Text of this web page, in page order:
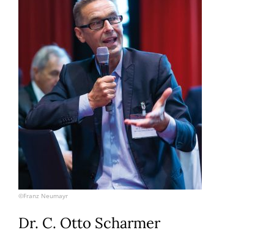
©Franz Neumayr
Dr. C. Otto Scharmer